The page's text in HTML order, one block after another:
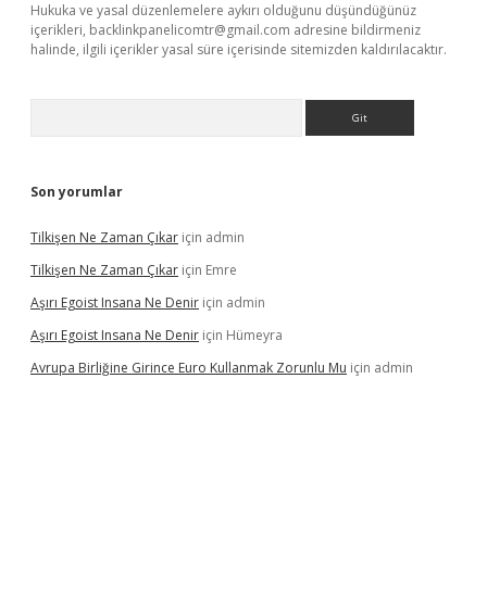
Hukuka ve yasal düzenlemelere aykırı olduğunu düşündüğünüz
içerikleri, backlinkpanelicomtr@gmail.com adresine bildirmeniz
halinde, ilgili içerikler yasal süre içerisinde sitemizden kaldırılacaktır.
Son yorumlar
Tilkişen Ne Zaman Çıkar için admin
Tilkişen Ne Zaman Çıkar için Emre
Aşırı Egoist Insana Ne Denir için admin
Aşırı Egoist Insana Ne Denir için Hümeyra
Avrupa Birliğine Girince Euro Kullanmak Zorunlu Mu için admin